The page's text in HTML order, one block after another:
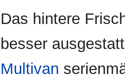
Das hintere
besser
Multivan